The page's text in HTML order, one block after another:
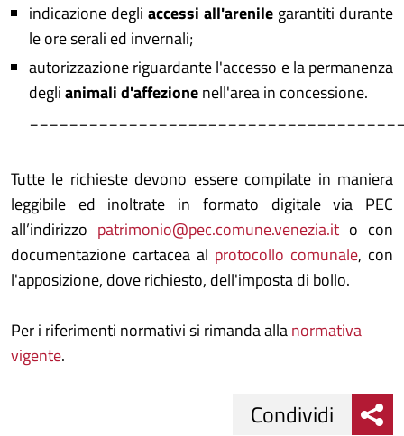
indicazione degli accessi all'arenile garantiti durante
le ore serali ed invernali;
autorizzazione riguardante l'accesso e la permanenza
deglianimali d'affezionenell'area in concessione.
Tutte le richieste devono essere compilate in maniera
leggibile ed inoltrate in formato digitale via PEC
all’indirizzo patrimonio@pec.comune.venezia.it o con
documentazione cartacea al protocollo comunale, con
l'apposizione, dove richiesto, dell'imposta di bollo.
Per i riferimenti normativi si rimanda allanormativa
vigente.
Condividi